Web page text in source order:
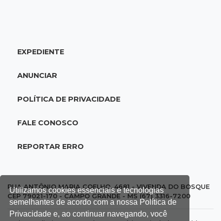
Utilizamos cookies essenciais e tecnologias
semelhantes de acordo com a nossa Política de
Privacidade e, ao continuar navegando, você
Profissionais da Educação: aqueles que fazem
primeiro semestre de 2026
Adolescente em Unei custa mais que
mensalidade de Medicina, compara secretário
EXPEDIENTE
ANUNCIAR
POLÍTICA DE PRIVACIDADE
FALE CONOSCO
REPORTAR ERRO
RUA ANTÔNIO MARIA COELHO, 4681 - VIVENDA DO BOSQUE
CEP 79021-170 - CAMPO GRANDE - MS (67) 3316-7200